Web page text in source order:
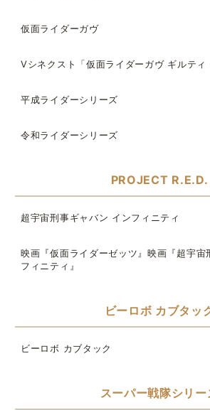
仮面ライダーガヴ
Vシネクスト「仮面ライダーガヴ ギルティ
平成ライダーシリーズ
令和ライダーシリーズ
PROJECT R.E.D.
超宇宙刑事ギャバン インフィニティ
映画『仮面ライダーゼッツ』映画『超宇宙
フィニティ』
ビーロボ カブタッ
ビーロボ カブタック
スーパー戦隊シリー